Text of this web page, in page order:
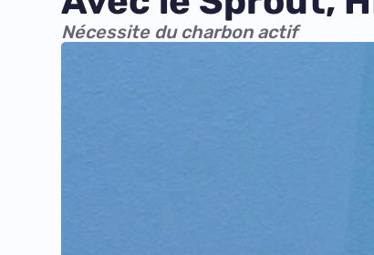
Nécessite du charbon actif